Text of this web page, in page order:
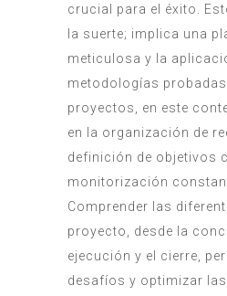
crucial para el éxito.
la suerte; implica una
meticulosa y la
metodologías
proyectos, en este
en la organización de
definición de objetivos
monitorización
Comprender las
proyecto, desde la
ejecución y el cierre,
desafíos y optimizar